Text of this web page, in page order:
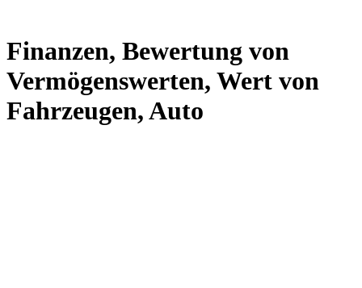
Finanzen, Bewertung von
Vermögenswerten, Wert von
Fahrzeugen, Auto